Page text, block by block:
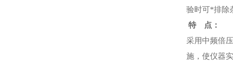
验时可*排除
特 点：
采用中频倍
施，使仪器